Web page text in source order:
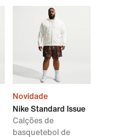
Novidade
Nike Standard Issue
Calções de
basquetebol de